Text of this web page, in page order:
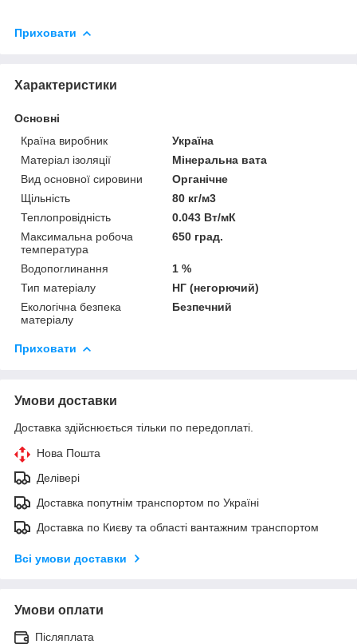
Приховати
Характеристики
Основні
Країна виробник
Україна
Матеріал ізоляції
Мінеральна вата
Вид основної сировини
Органічне
Щільність
80 кг/м3
Теплопровідність
0.043 Вт/мК
Максимальна робоча
температура
650 град.
Водопоглинання
1 %
Тип матеріалу
НГ (негорючий)
Екологічна безпека
матеріалу
Безпечний
Приховати
Умови доставки
Доставка здійснюється тільки по передоплаті.
Нова Пошта
Делівері
Доставка попутнім транспортом по Україні
Доставка по Києву та області вантажним транспортом
Всі умови доставки
Умови оплати
Післяплата